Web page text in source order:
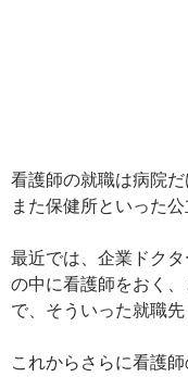
看護師の就職は病院
また保健所といった
最近では、企業ドク
の中に看護師をおく
で、そういった就職
これからさらに看護